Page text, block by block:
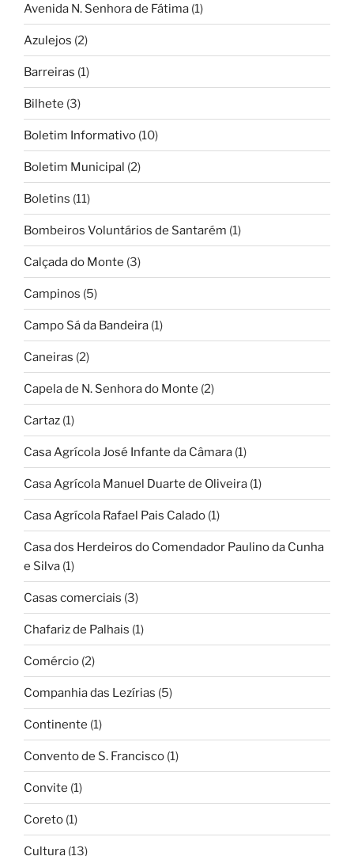
Avenida N. Senhora de Fátima (1)
Azulejos (2)
Barreiras (1)
Bilhete (3)
Boletim Informativo (10)
Boletim Municipal (2)
Boletins (11)
Bombeiros Voluntários de Santarém (1)
Calçada do Monte (3)
Campinos (5)
Campo Sá da Bandeira (1)
Caneiras (2)
Capela de N. Senhora do Monte (2)
Cartaz (1)
Casa Agrícola José Infante da Câmara (1)
Casa Agrícola Manuel Duarte de Oliveira (1)
Casa Agrícola Rafael Pais Calado (1)
Casa dos Herdeiros do Comendador Paulino da Cunha
e Silva (1)
Casas comerciais (3)
Chafariz de Palhais (1)
Comércio (2)
Companhia das Lezírias (5)
Continente (1)
Convento de S. Francisco (1)
Convite (1)
Coreto (1)
Cultura (13)